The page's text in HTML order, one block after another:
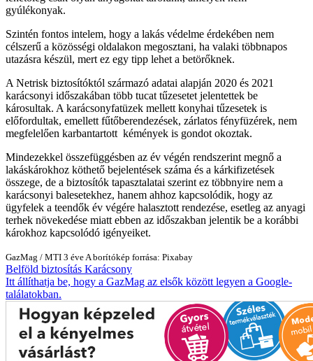
gyúlékonyak.
Szintén fontos intelem, hogy a lakás védelme érdekében nem
célszerű a közösségi oldalakon megosztani, ha valaki többnapos
utazásra készül, mert ez egy tipp lehet a betörőknek.
A Netrisk biztosítóktól származó adatai alapján 2020 és 2021
karácsonyi időszakában több tucat tűzesetet jelentettek be
károsultak. A karácsonyfatüzek mellett konyhai tűzesetek is
előfordultak, emellett fűtőberendezések, zárlatos fényfüzérek, nem
megfelelően karbantartott kémények is gondot okoztak.
Mindezekkel összefüggésben az év végén rendszerint megnő a
lakáskárokhoz köthető bejelentések száma és a kárkifizetések
összege, de a biztosítók tapasztalatai szerint ez többnyire nem a
karácsonyi balesetekhez, hanem ahhoz kapcsolódik, hogy az
ügyfelek a teendők év végére halasztott rendezése, esetleg az anyagi
terhek növekedése miatt ebben az időszakban jelentik be a korábbi
károkhoz kapcsolódó igényeiket.
GazMag / MTI 3 éve A borítókép forrása: Pixabay
Belföld biztosítás Karácsony
Itt állíthatja be, hogy a GazMag az elsők között legyen a Google-
találatokban.